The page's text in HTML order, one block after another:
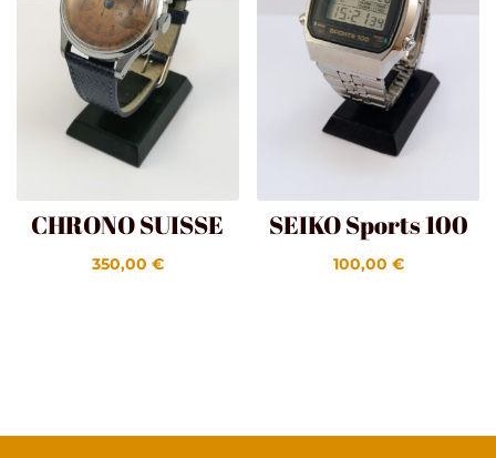
CHRONO SUISSE
350,00 €
SEIKO Sports 100
100,00 €